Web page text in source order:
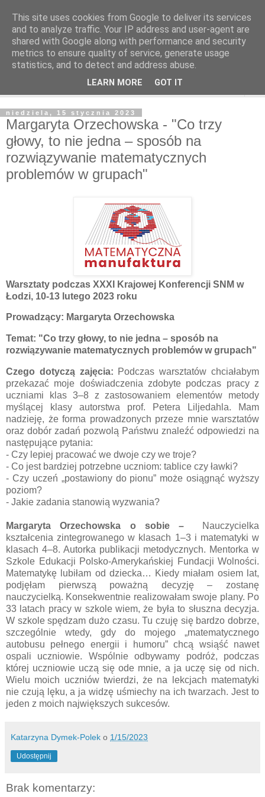
niedziela, 15 stycznia 2023
Margaryta Orzechowska - "Co trzy
głowy, to nie jedna – sposób na
rozwiązywanie matematycznych
problemów w grupach"
Warsztaty podczas XXXI Krajowej Konferencji SNM w
Łodzi, 10-13 lutego 2023 roku
Prowadzący: Margaryta Orzechowska
Temat: "Co trzy głowy, to nie jedna – sposób na
rozwiązywanie matematycznych problemów w grupach"
Czego dotyczą zajęcia: Podczas warsztatów chciałabym
przekazać moje doświadczenia zdobyte podczas pracy z
uczniami klas 3–8 z zastosowaniem elementów metody
myślącej klasy autorstwa prof. Petera Liljedahla. Mam
nadzieję, że forma prowadzonych przeze mnie warsztatów
oraz dobór zadań pozwolą Państwu znaleźć odpowiedzi na
następujące pytania:
- Czy lepiej pracować we dwoje czy we troje?
- Co jest bardziej potrzebne uczniom: tablice czy ławki?
- Czy uczeń „postawiony do pionu” może osiągnąć wyższy
poziom?
- Jakie zadania stanowią wyzwania?
Margaryta Orzechowska o sobie –
Nauczycielka
kształcenia zintegrowanego w klasach 1–3 i matematyki w
klasach 4–8. Autorka publikacji metodycznych. Mentorka w
Szkole Edukacji Polsko-Amerykańskiej Fundacji Wolności.
Matematykę lubiłam od dziecka… Kiedy miałam osiem lat,
podjęłam pierwszą poważną decyzję – zostanę
nauczycielką. Konsekwentnie realizowałam swoje plany. Po
33 latach pracy w szkole wiem, że była to słuszna decyzja.
W szkole spędzam dużo czasu. Tu czuję się bardzo dobrze,
szczególnie wtedy, gdy do mojego „matematycznego
autobusu pełnego energii i humoru” chcą wsiąść nawet
ospali uczniowie. Wspólnie odbywamy podróż, podczas
której uczniowie uczą się ode mnie, a ja uczę się od nich.
Wielu moich uczniów twierdzi, że na lekcjach matematyki
nie czują lęku, a ja widzę uśmiechy na ich twarzach. Jest to
jeden z moich największych sukcesów.
Katarzyna Dymek-Polek o 1/15/2023
Udostępnij
Brak komentarzy:
This site uses cookies from Google to deliver its services
and to analyze traffic. Your IP address and user-agent are
shared with Google along with performance and security
metrics to ensure quality of service, generate usage
statistics, and to detect and address abuse.
LEARN MORE GOT IT